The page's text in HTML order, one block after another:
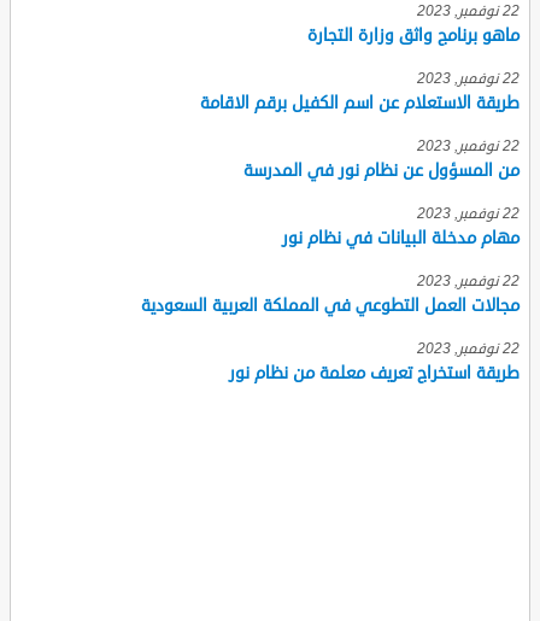
22 نوفمبر, 2023
ماهو برنامج واثق وزارة التجارة
22 نوفمبر, 2023
طريقة الاستعلام عن اسم الكفيل برقم الاقامة
22 نوفمبر, 2023
من المسؤول عن نظام نور في المدرسة
22 نوفمبر, 2023
مهام مدخلة البيانات في نظام نور
22 نوفمبر, 2023
مجالات العمل التطوعي في المملكة العربية السعودية
22 نوفمبر, 2023
طريقة استخراج تعريف معلمة من نظام نور